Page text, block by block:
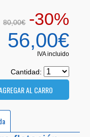
80,00€ -30%
56,00€
IVA incluido
Cantidad: